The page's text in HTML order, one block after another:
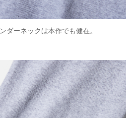
ダーネックは本作でも健在。